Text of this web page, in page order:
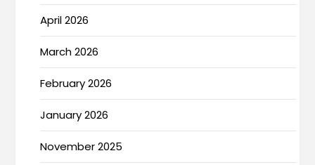
April 2026
March 2026
February 2026
January 2026
November 2025